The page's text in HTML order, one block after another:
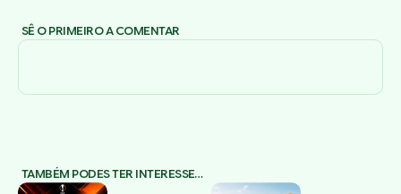
SÊ O PRIMEIRO A COMENTAR
TAMBÉM PODES TER INTERESSE…